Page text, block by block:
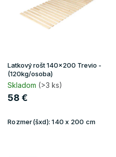
Latkový rošt 140x200 Trevio -
(120kg/osoba)
Skladom (>3 ks)
58 €
Rozmer(šxd):140 x 200 cm